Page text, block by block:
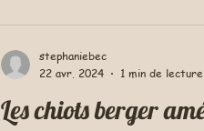
Les chiots berger américain
stephaniebec
22 avr. 2024
1 min de lecture